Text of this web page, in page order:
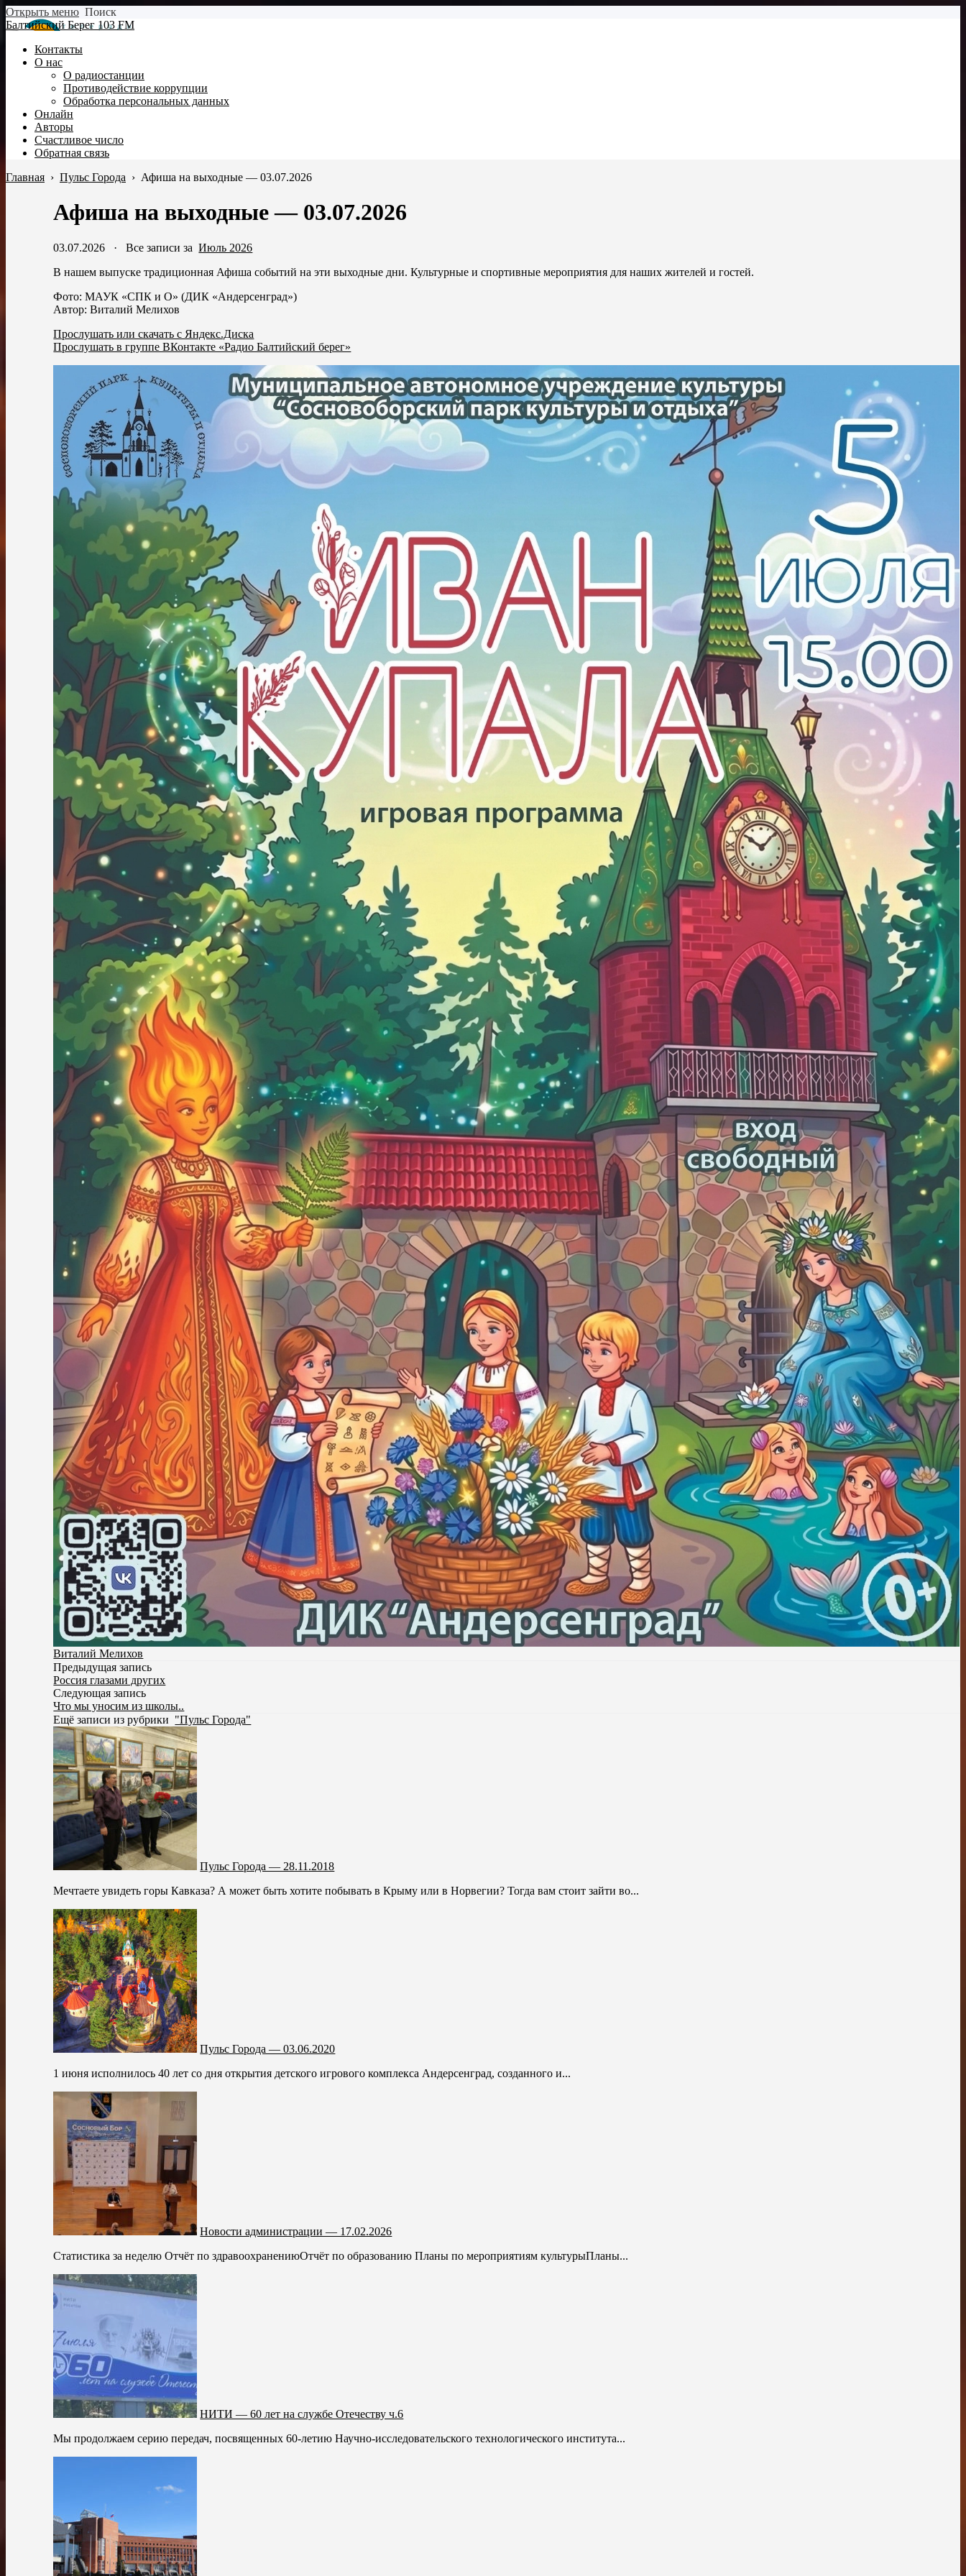
Открыть меню Поиск
Балтийский Берег 103 FM
Контакты
О нас
О радиостанции
Противодействие коррупции
Обработка персональных данных
Онлайн
Авторы
Счастливое число
Обратная связь
Главная › Пульс Города › Афиша на выходные — 03.07.2026
Афиша на выходные — 03.07.2026
03.07.2026 ·Все записи заИюль 2026
В нашем выпуске традиционная Афиша событий на эти выходные дни. Культурные и спортивные мероприятия для наших жителей и гостей.
Фото: МАУК «СПК и О» (ДИК «Андерсенград»)
Автор: Виталий Мелихов
Прослушать или скачать с Яндекс.Диска
Прослушать в группе ВКонтакте «Радио Балтийский берег»
Виталий Мелихов
Предыдущая запись
Россия глазами других
Следующая запись
Что мы уносим из школы..
Ещё записи из рубрики "Пульс Города"
Пульс Города — 28.11.2018
Мечтаете увидеть горы Кавказа? А может быть хотите побывать в Крыму или в Норвегии? Тогда вам стоит зайти во...
Пульс Города — 03.06.2020
1 июня исполнилось 40 лет со дня открытия детского игрового комплекса Андерсенград, созданного и...
Новости администрации — 17.02.2026
Статистика за неделю Отчёт по здравоохранениюОтчёт по образованию Планы по мероприятиям культурыПланы...
НИТИ — 60 лет на службе Отечеству ч.6
Мы продолжаем серию передач, посвященных 60-летию Научно-исследовательского технологического института...